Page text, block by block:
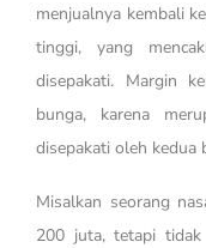
menjualnya kembali
tinggi, yang
disepakati. Margin
bunga, karena
disepakati oleh kedua
Misalkan seorang
200 juta, tetapi